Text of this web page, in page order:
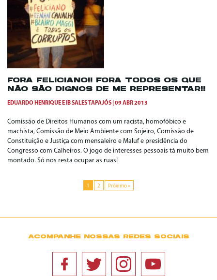
FORA FELICIANO!! FORA TODOS OS QUE
NÃO SÃO DIGNOS DE ME REPRESENTAR!!
EDUARDO HENRIQUE E IB SALES TAPAJÓS 09 ABR 2013
Comissão de Direitos Humanos com um racista, homofóbico e
machista, Comissão de Meio Ambiente com Sojeiro, Comissão de
Constituição e Justiça com mensaleiro e Maluf e presidência do
Congresso com Calheiros. O jogo de interesses pessoais tá muito bem
montado. Só nos resta ocupar as ruas!
1 2 Próximo »
ACOMPANHE NOSSAS REDES SOCIAIS